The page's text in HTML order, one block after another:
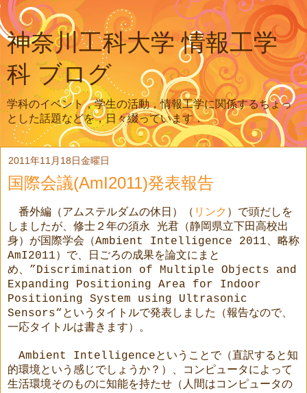
神奈川工科大学 情報工学
科 ブログ
学科のイベント，学生の活動，情報工学に関係するちょっ
とした話題などを，日々綴っています．
2011年11月18日金曜日
国際会議(AmI2011)発表報告
番外編（アムステルダムの休日）（ リンク ）で頭だしを
しましたが、修士２年の須永 光君（静岡県立下田高校出
身）が国際学会（Ambient Intelligence 2011、略称
AmI2011）で、日ごろの成果を論文にまと
め、 ”Discrimination of Multiple Objects and
Expanding Positioning Area for Indoor
Positioning System using Ultrasonic
Sensors“ というタイトルで発表しました（報告なので、
一応タイトルは書きます） 。
Ambient Intelligenceということで（直訳すると知
的環境という感じでしょうか？）、コンピュータによって
生活環境そのものに知能を持たせ（人間はコンピュータの